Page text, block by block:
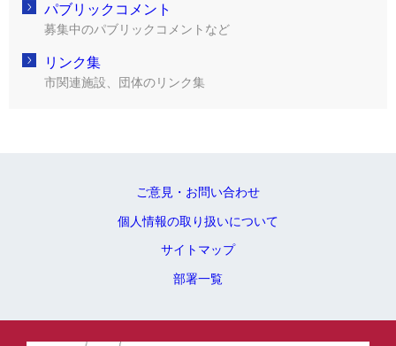
パブリックコメント
募集中のパブリックコメントなど
リンク集
市関連施設、団体のリンク集
ご意見・お問い合わせ
個人情報の取り扱いについて
サイトマップ
部署一覧